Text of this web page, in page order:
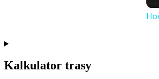
Kalkulator trasy